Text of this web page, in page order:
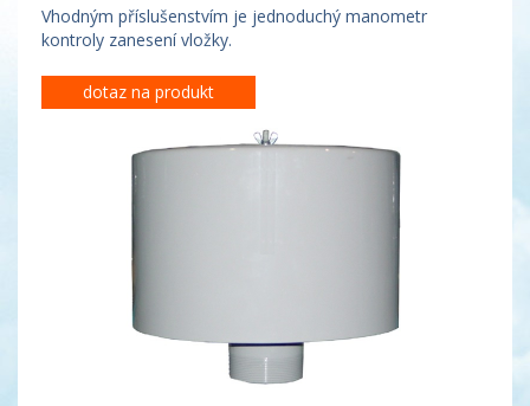
Vhodným příslušenstvím je jednoduchý manometr
kontroly zanesení vložky.
dotaz na produkt